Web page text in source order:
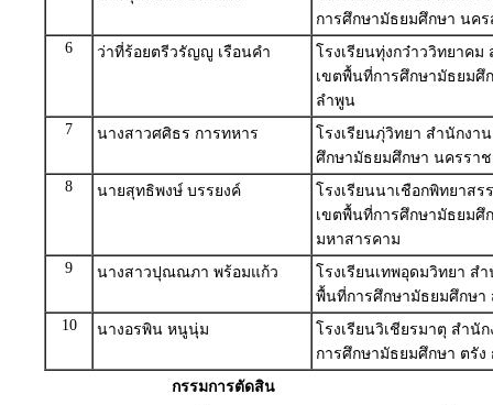
การศึกษามัธยมศึกษา นคร
6
ว่าที่ร้อยตรีวรัญญู เรือนคำ
โรงเรียนทุ่งกว๋าววิทยาคม
เขตพื้นที่การศึกษามัธยมศึ
ลำพูน
7
นางสาวศศิธร การทหาร
โรงเรียนภุ่วิทยา สำนักงา
ศึกษามัธยมศึกษา นครรา
8
นายสุทธิพงษ์ บรรยงค์
โรงเรียนนาเชือกพิทยาส
เขตพื้นที่การศึกษามัธยมศึ
มหาสารคาม
9
นางสาวปุณณภา พร้อมแก้ว
โรงเรียนเทพอุดมวิทยา ส
พื้นที่การศึกษามัธยมศึกษา
10
นางอรพิน หนูนุ่ม
โรงเรียนวิเชียรมาตุ สำนั
การศึกษามัธยมศึกษา ตรัง
กรรมการตัดสิน